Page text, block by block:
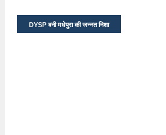
DYSP बनी मधेपुरा की जन्नत निशा